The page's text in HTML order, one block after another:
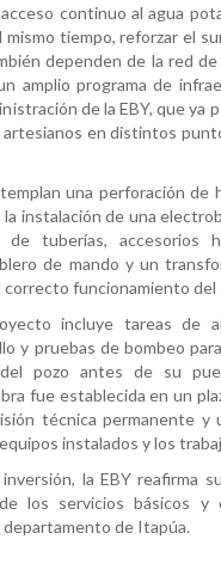
continuo al agua
mismo tiempo, reforzar el
dependen de la red
amplio programa de
de la EBY, que ya
artesianos en distintos
una perforación de
instalación de una
de tuberías, accesorios
de mando y un
correcto funcionamiento del
incluye tareas de
y pruebas de bombeo
pozo antes de su
fue establecida en un
técnica permanente y
instalados y los
la EBY reafirma
los servicios básicos y
de Itapúa.